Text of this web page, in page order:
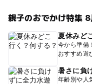
親子のおでかけ特集 8
夏休みど
今から準備
おすすめ遊
暑さに負
年齢別や人